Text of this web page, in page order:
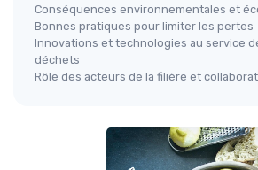
Conséquences environnementales et
Bonnes pratiques pour limiter les pertes
Innovations et technologies au service
déchets
Rôle des acteurs de la filière et